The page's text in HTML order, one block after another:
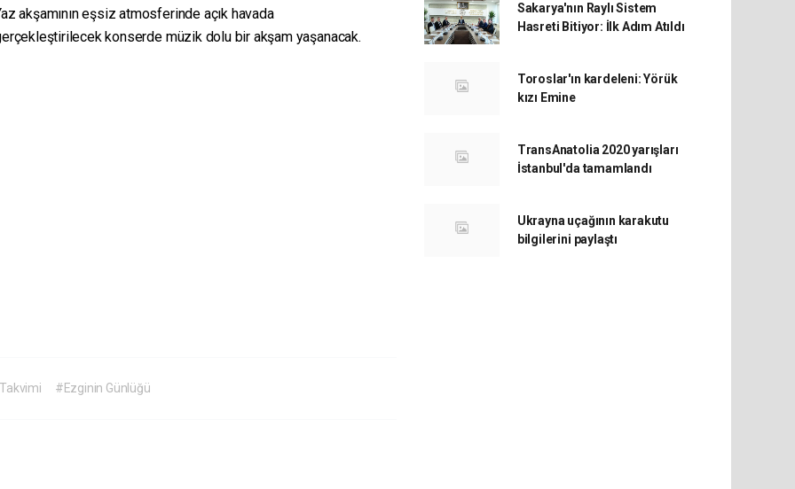
akşamının eşsiz atmosferinde açık havada
konserde müzik dolu bir akşam yaşanacak.
#Ezginin Günlüğü
Sakarya'nın Raylı Sistem
Hasreti Bitiyor: İlk Adım Atıldı
Toroslar'ın kardeleni: Yörük
kızı Emine
TransAnatolia 2020 yarışları
İstanbul'da tamamlandı
Ukrayna uçağının karakutu
bilgilerini paylaştı